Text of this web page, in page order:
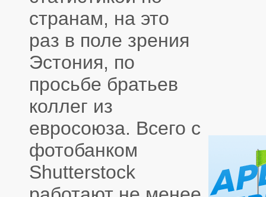
странам, на это
раз в поле зрения
Эстония, по
просьбе братьев
коллег из
евросоюза. Всего с
фотобанком
Shutterstock